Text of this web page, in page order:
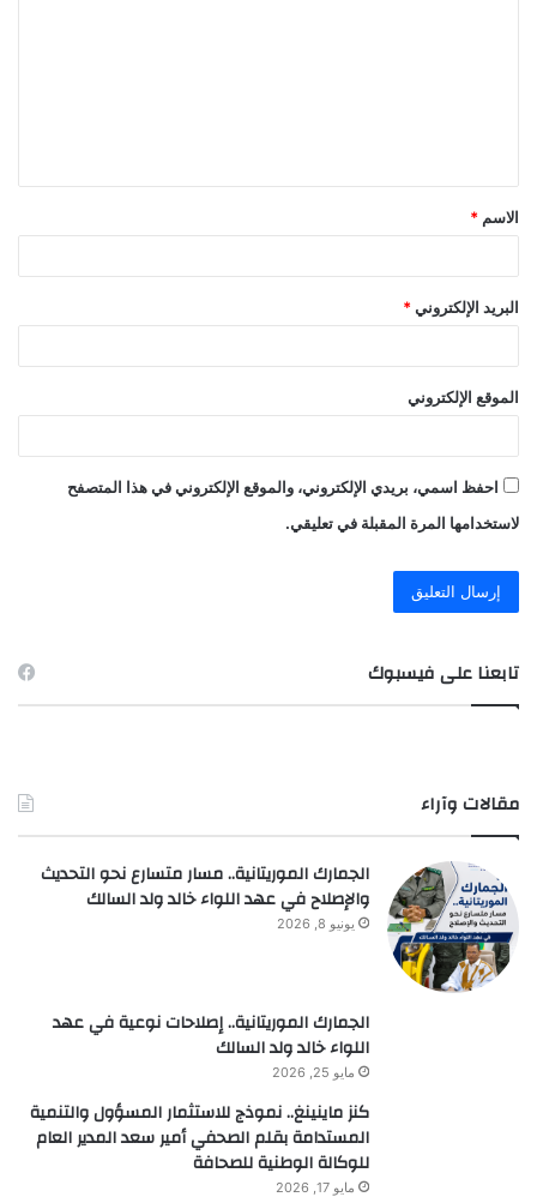
ق
*
الاسم *
البريد الإلكتروني *
الموقع الإلكتروني
احفظ اسمي، بريدي الإلكتروني، والموقع الإلكتروني في هذا المتصفح
لاستخدامها المرة المقبلة في تعليقي.
تابعنا على فيسبوك
مقالات وآراء
الجمارك الموريتانية.. مسار متسارع نحو التحديث
والإصلاح في عهد اللواء خالد ولد السالك
يونيو 8, 2026
الجمارك الموريتانية.. إصلاحات نوعية في عهد
اللواء خالد ولد السالك
مايو 25, 2026
كنز ماينينغ.. نموذج للاستثمار المسؤول والتنمية
المستدامة بقلم الصحفي أمير سعد المدير العام
للوكالة الوطنية للصحافة
مايو 17, 2026